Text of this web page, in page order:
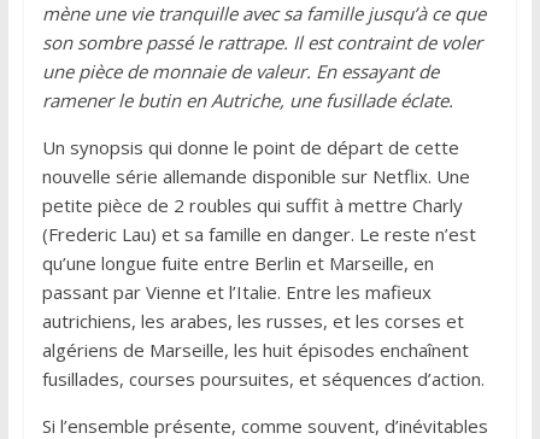
mène une vie tranquille avec sa famille jusqu’à ce que
son sombre passé le rattrape. Il est contraint de voler
une pièce de monnaie de valeur. En essayant de
ramener le butin en Autriche, une fusillade éclate.
Un synopsis qui donne le point de départ de cette
nouvelle série allemande disponible sur Netflix. Une
petite pièce de 2 roubles qui suffit à mettre Charly
(Frederic Lau) et sa famille en danger. Le reste n’est
qu’une longue fuite entre Berlin et Marseille, en
passant par Vienne et l’Italie. Entre les mafieux
autrichiens, les arabes, les russes, et les corses et
algériens de Marseille, les huit épisodes enchaînent
fusillades, courses poursuites, et séquences d’action.
Si l’ensemble présente, comme souvent, d’inévitables